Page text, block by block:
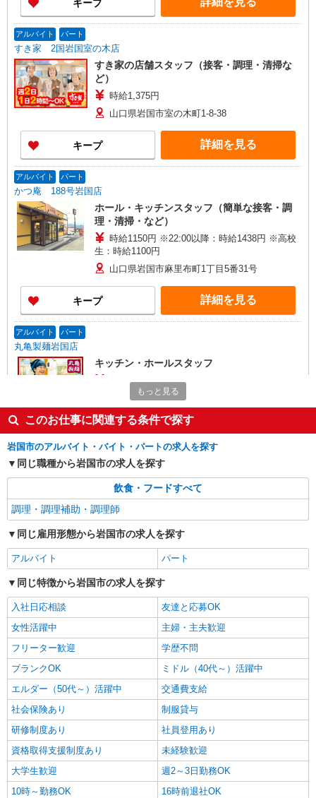
キープ
アルバイト パート
すき家 2国岩国室の木店
すき家の店舗スタッフ（接客・調理・清掃な
ど）
時給1,375円
山口県岩国市室の木町1-8-38
キープ 詳細を見る
アルバイト パート
かつ庵 188号岩国店
ホール・キッチンスタッフ（簡単な接客・調
理・清掃・など）
時給1150円 ※22:00以降：時給1438円 ※高校
生：時給1100円
山口県岩国市麻里布町1丁目5番31号
キープ 詳細を見る
アルバイト パート
丸亀製麺岩国店
キッチン・ホールスタッフ
時給1200円〜 ☆22時以降は時給25％UP（深夜
山口県岩国市室の木町１－９－１０
キープ 詳細を見る
もっと見る
このお仕事に関連する条件で探す
岩国市のアルバイト・バイト・パートの求人を探す
同じ職種から岩国市の求人を探す
飲食・フードすべて
調理・調理補助・調理師
同じ雇用形態から岩国市の求人を探す
アルバイト パート
同じ特徴から岩国市の求人を探す
入社日応相談
友達と応募OK
女性活躍中
主婦・主夫歓迎
フリーター歓迎
学歴不問
ブランクOK
ミドル（40代～）活躍中
エルダー（50代～）活躍中
交通費支給
社会保険あり
制服貸与
研修制度あり
社員登用あり
資格取得支援制度あり
未経験歓迎
大学生歓迎
週2～3日勤務OK
10時～勤務OK
16時前退社OK